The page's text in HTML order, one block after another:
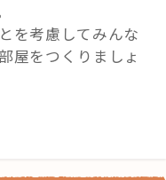
を考慮してみんな
屋をつくりましょ